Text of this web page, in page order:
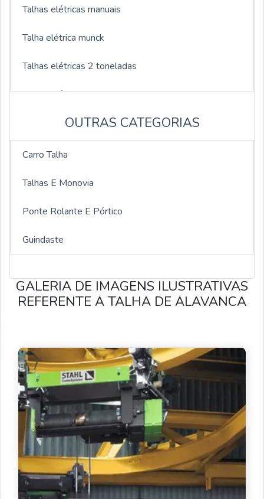
Talhas elétricas manuais
Talha elétrica munck
Talhas elétricas 2 toneladas
Talhas elétricas 3 toneladas
Talhas elétricas 1000kg
Talhas elétricas de 5 toneladas
Monovia para talha
Monovia reta
Monovia curva
Monovia com talha elétrica
Monovias eletrificadas
Monovia manual
Monovia com talha manual
Monovia com talha elétrica sp
Manutenção de Talhas Elétricas
Assistência Técnica de Talhas Elétricas
OUTRAS CATEGORIAS
Carro Talha
Talhas E Monovia
Ponte Rolante E Pórtico
Guindaste
GALERIA DE IMAGENS ILUSTRATIVAS
REFERENTE A TALHA DE ALAVANCA